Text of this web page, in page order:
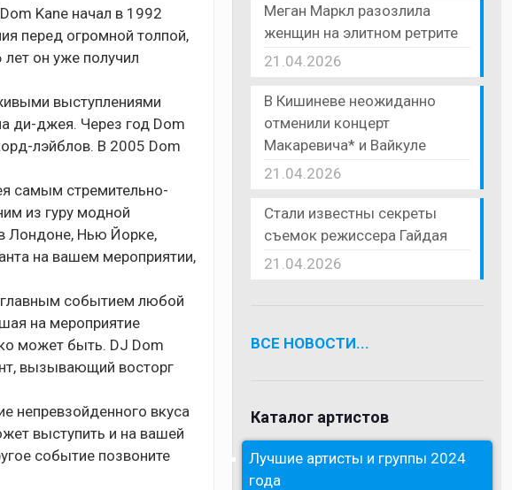
Kane начал в 1992
перед огромной толпой,
он уже получил
выступлениями
ди-джея. Через год Dom
лэйблов. В 2005 Dom
самым стремительно-
из гуру модной
Лондоне, Нью Йорке,
на вашем мероприятии,
главным событием любой
на мероприятие
может быть. DJ Dom
вызывающий восторг
непревзойденного вкуса
выступить и на вашей
событие позвоните
Меган Маркл разозлила
женщин на элитном ретрите
21.04.2026
В Кишиневе неожиданно
отменили концерт
Макаревича* и Вайкуле
21.04.2026
Стали известны секреты
съемок режиссера Гайдая
21.04.2026
ВСЕ НОВОСТИ...
Каталог артистов
Лучшие артисты и группы 2024
года